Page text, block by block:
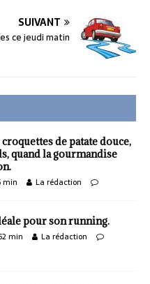
SUIVANT
ce jeudi matin
de patate douce,
quand la gourmandise
min
La rédaction
pour son running.
min
La rédaction